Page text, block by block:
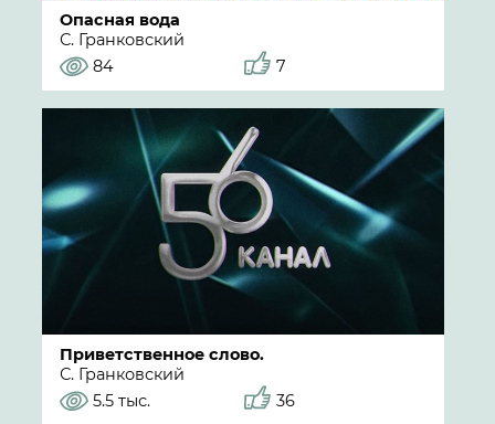
Опасная вода
С. Гранковский
84
7
Приветственное слово.
С. Гранковский
5.5 тыс.
36